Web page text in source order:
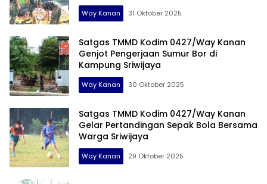
Way Kanan 31 Oktober 2025
Satgas TMMD Kodim 0427/Way Kanan
Genjot Pengerjaan Sumur Bor di
Kampung Sriwijaya
Way Kanan 30 Oktober 2025
Satgas TMMD Kodim 0427/Way Kanan
Gelar Pertandingan Sepak Bola Bersama
Warga Sriwijaya
Way Kanan 29 Oktober 2025